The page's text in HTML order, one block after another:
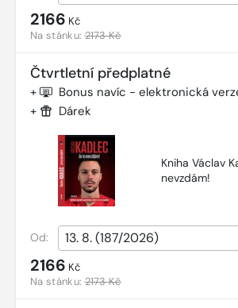
2166 Kč
Na stánku:2173 Kč
Čtvrtletní předplatné
+ Bonus navíc - elektronická
+ Dárek
Kniha Václav
nevzdám!
Od:
2166 Kč
Na stánku:2173 Kč